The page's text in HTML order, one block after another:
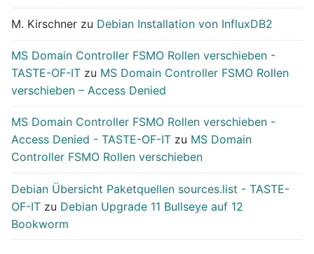
M. Kirschner zu Debian Installation von InfluxDB2
MS Domain Controller FSMO Rollen verschieben -
TASTE-OF-IT zu MS Domain Controller FSMO Rollen
verschieben – Access Denied
MS Domain Controller FSMO Rollen verschieben -
Access Denied - TASTE-OF-IT zu MS Domain
Controller FSMO Rollen verschieben
Debian Übersicht Paketquellen sources.list - TASTE-
OF-IT zu Debian Upgrade 11 Bullseye auf 12
Bookworm